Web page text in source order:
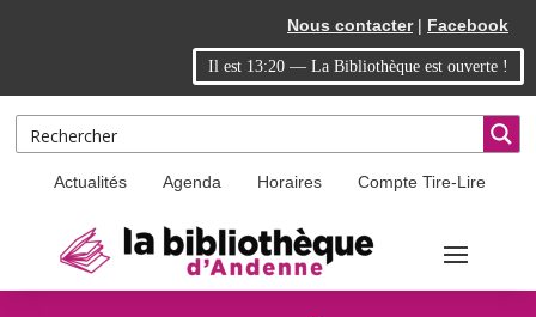
navigation
Nous contacter| Facebook
Il est 13:20 — La Bibliothèque est ouverte !
Actualités Agenda Horaires Compte Tire-Lire